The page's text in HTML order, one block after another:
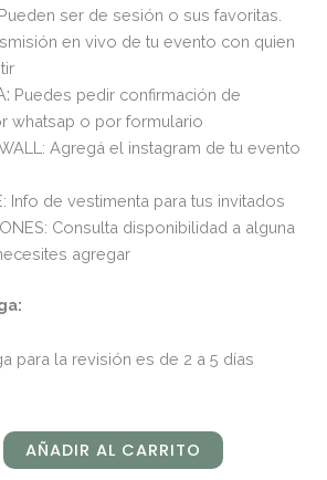
ser de sesión o sus favoritas.
en vivo de tu evento con quien
Puedes pedir confirmación de
whatsap o por formulario
WALL: Agregá el instagram de tu evento
Info de vestimenta para tus invitados
Consulta disponibilidad a alguna
agregar
para la revisión es de 2 a 5 días
AÑADIR AL CARRITO